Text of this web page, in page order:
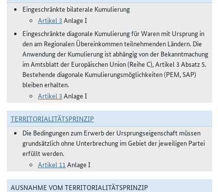
Eingeschränkte bilaterale Kumulierung
Artikel 3 Anlage I
Eingeschränkte diagonale Kumulierung für Waren mit Ursprung in
den am Regionalen Übereinkommen teilnehmenden Ländern. Die
Anwendung der Kumulierung ist abhängig von der Bekanntmachung
im Amtsblatt der Europäischen Union (Reihe C), Artikel 3 Absatz 5.
Bestehende diagonale Kumulierungsmöglichkeiten (PEM, SAP)
bleiben erhalten.
Artikel 3 Anlage I
TERRITORIALITÄTSPRINZIP
Die Bedingungen zum Erwerb der Ursprungseigenschaft müssen
grundsätzlich ohne Unterbrechung im Gebiet der jeweiligen Partei
erfüllt werden.
Artikel 11Anlage I
AUSNAHME VOM TERRITORIALITÄTSPRINZIP